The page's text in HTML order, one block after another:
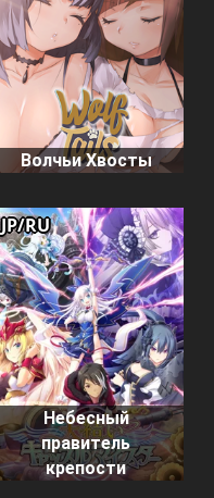
Волчьи Хвосты
Небесный
правитель
крепости
JP/RU